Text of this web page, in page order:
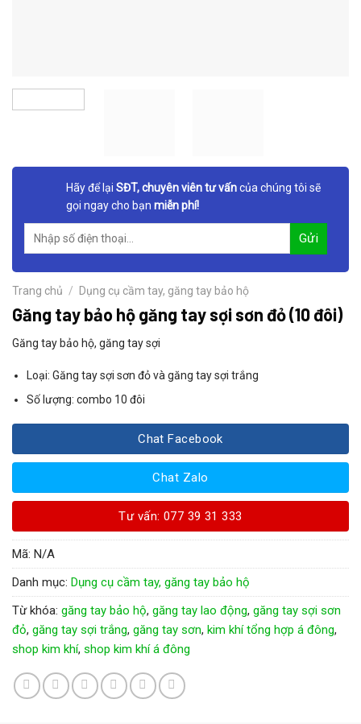
Hãy để lại SĐT, chuyên viên tư vấncủa chúng tôi sẽ
gọi ngay cho bạn miễn phí!
Trang chủ / Dụng cụ cầm tay, găng tay bảo hộ
Găng tay bảo hộ găng tay sợi sơn đỏ (10 đôi)
Găng tay bảo hộ, găng tay sợi
Loại: Găng tay sợi sơn đỏ và găng tay sợi trắng
Số lượng: combo 10 đôi
Chat Facebook
Chat Zalo
Tư vấn: 077 39 31 333
Mã: N/A
Danh mục: Dụng cụ cầm tay, găng tay bảo hộ
Từ khóa: găng tay bảo hộ, găng tay lao động, găng tay sợi sơn
đỏ, găng tay sợi trắng, găng tay sơn, kim khí tổng hợp á đông,
shop kim khí, shop kim khí á đông